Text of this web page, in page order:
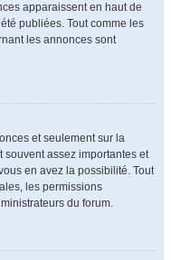
apparaissent en haut de
publiées. Tout comme les
les annonces sont
et seulement sur la
assez importantes et
en avez la possibilité. Tout
les permissions
du forum.